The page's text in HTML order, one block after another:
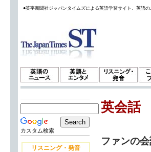
●英字新聞社ジャパンタイムズによる英語学習サイト。英語
カスタム検索
リスニング・発音
英会話
ファンの